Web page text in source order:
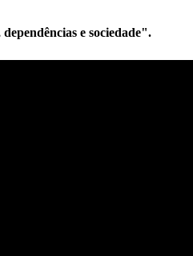
e sociedade".